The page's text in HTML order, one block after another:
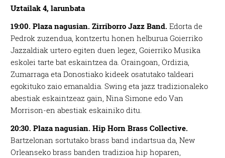
Uztailak 4, larunbata
19:00. Plaza nagusian. Zirriborro Jazz Band.Edorta de
Pedrok zuzendua, kontzertu honen helburua Goierriko
Jazzaldiak urtero egiten duen legez, Goierriko Musika
eskolei tarte bat eskaintzea da. Oraingoan, Ordizia,
Zumarraga eta Donostiako kideekosatutako taldeari
egokituko zaio emanaldia. Swing eta jazz tradizionaleko
abestiak eskaintzeaz gain, Nina Simone edo Van
Morrison-en abestiak eskainiko ditu.
20:30. Plaza nagusian. Hip Horn Brass Collective.
Bartzelonan sortutako brass band indartsua da, New
Orleanseko brass banden tradizioa hip hoparen,